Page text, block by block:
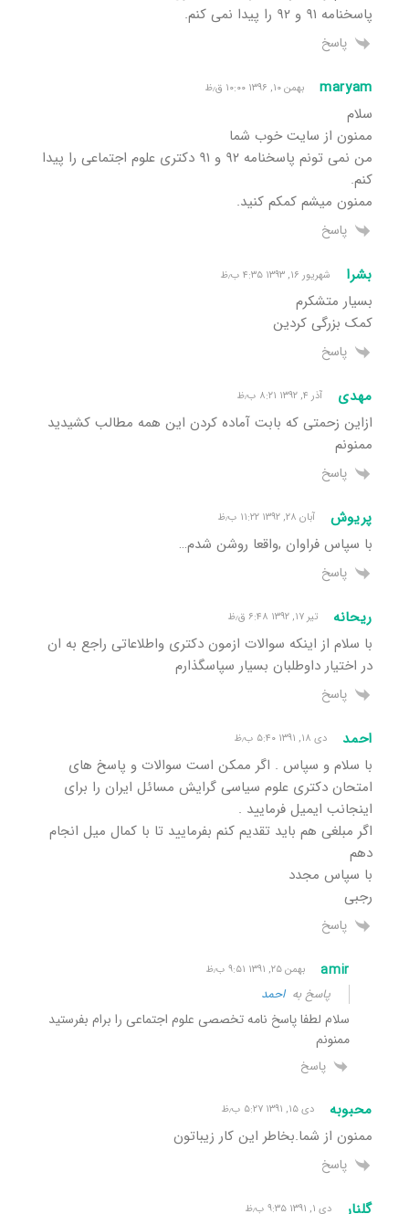
پاسخنامه ۹۱ و ۹۲ را پیدا نمی کنم.
پاسخ
maryam بهمن ۱۰, ۱۳۹۶ ۱۰:۰۰ ق٫ظ
سلام
ممنون از سایت خوب شما
من نمی تونم پاسخنامه ۹۲ و ۹۱ دکتری علوم اجتماعی را پیدا
کنم.
ممنون میشم کمکم کنید.
پاسخ
بشرا شهریور ۱۶, ۱۳۹۳ ۴:۳۵ ب٫ظ
بسیار متشکرم
کمک بزرگی کردین
پاسخ
مهدی آذر ۴, ۱۳۹۲ ۸:۲۱ ب٫ظ
ازاین زحمتی که بابت آماده کردن این همه مطالب کشیدید
ممنونم
پاسخ
پریوش آبان ۲۸, ۱۳۹۲ ۱۱:۲۲ ب٫ظ
با سپاس فراوان ,واقعا روشن شدم…
پاسخ
ریحانه تیر ۱۷, ۱۳۹۲ ۶:۴۸ ق٫ظ
با سلام از اینکه سوالات ازمون دکتری واطلاعاتی راجع به ان
در اختیار داوطلبان بسیار سپاسگذارم
پاسخ
احمد دی ۱۸, ۱۳۹۱ ۵:۴۰ ب٫ظ
با سلام و سپاس . اگر ممکن است سوالات و پاسخ های
امتحان دکتری علوم سیاسی گرایش مسائل ایران را برای
اینجانب ایمیل فرمایید .
اگر مبلغی هم باید تقدیم کنم بفرمایید تا با کمال میل انجام
دهم
با سپاس مجدد
رجبی
پاسخ
amir بهمن ۲۵, ۱۳۹۱ ۹:۵۱ ب٫ظ
پاسخ بهاحمد
سلام لطفا پاسخ نامه تخصصی علوم اجتماعی را برام بفرستید
ممنونم
پاسخ
محبوبه دی ۱۵, ۱۳۹۱ ۵:۲۷ ب٫ظ
ممنون از شما.بخاطر این کار زیباتون
پاسخ
گلنار دی ۱, ۱۳۹۱ ۹:۳۵ ب٫ظ